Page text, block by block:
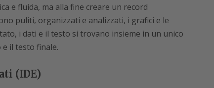
e fluida, ma alla fine creare un record
puliti, organizzati e analizzati, i grafici e le
i dati e il testo si trovano insieme in un unico
il testo finale.
(IDE)